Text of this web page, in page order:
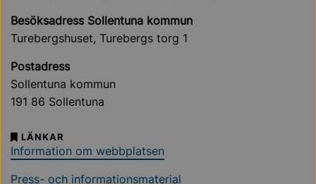
Besöksadress Sollentuna kommun
Turebergshuset, Turebergs torg 1
Postadress
Sollentuna kommun
191 86 Sollentuna
LÄNKAR
Information om webbplatsen
Press- och informationsmaterial